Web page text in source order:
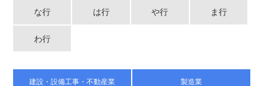
な行 は行 や行 ま行
わ行
建設・設備工事・不動産業 製造業